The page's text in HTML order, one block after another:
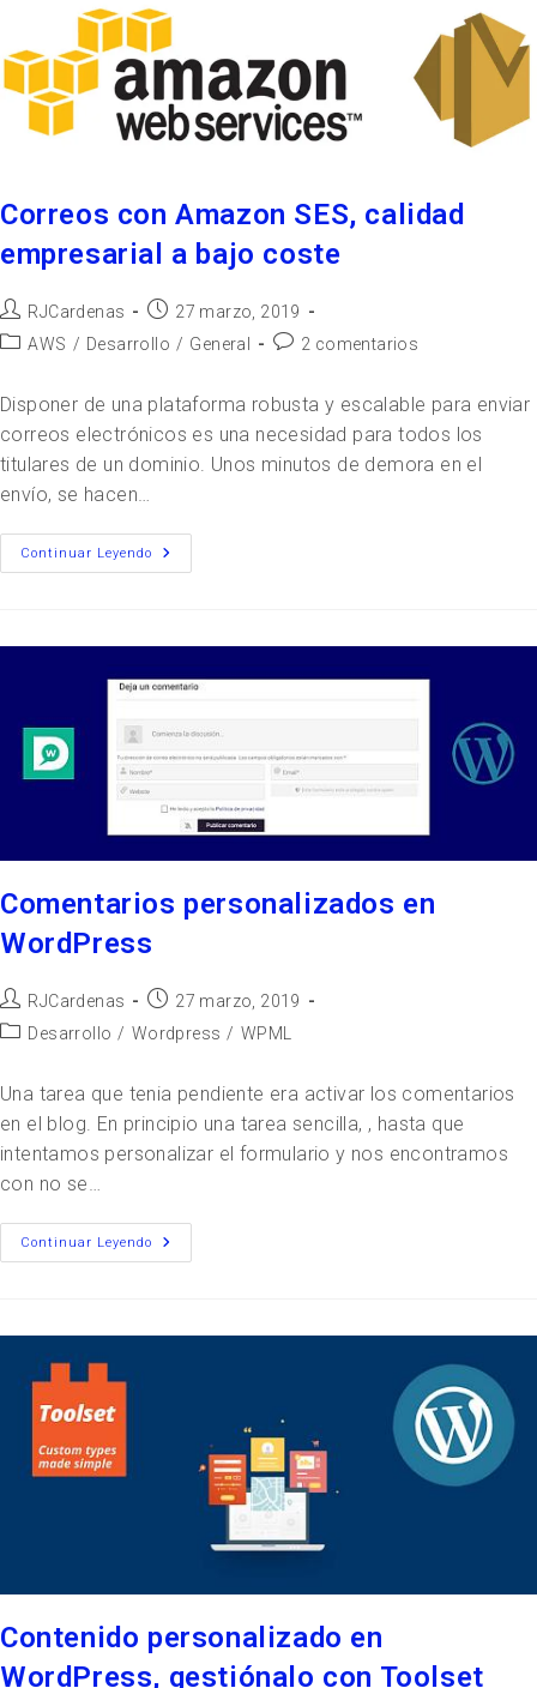
Correos con Amazon SES, calidad
empresarial a bajo coste
RJCardenas
27 marzo, 2019
AWS / Desarrollo / General 2 comentarios
Disponer de una plataforma robusta y escalable para enviar
correos electrónicos es una necesidad para todos los
titulares de un dominio. Unos minutos de demora en el
envío, se hacen…
Continuar Leyendo
Comentarios personalizados en
WordPress
RJCardenas
27 marzo, 2019
Desarrollo / Wordpress / WPML
Una tarea que tenia pendiente era activar los comentarios
en el blog. En principio una tarea sencilla, , hasta que
intentamos personalizar el formulario y nos encontramos
con no se…
Continuar Leyendo
Contenido personalizado en
WordPress, gestiónalo con Toolset